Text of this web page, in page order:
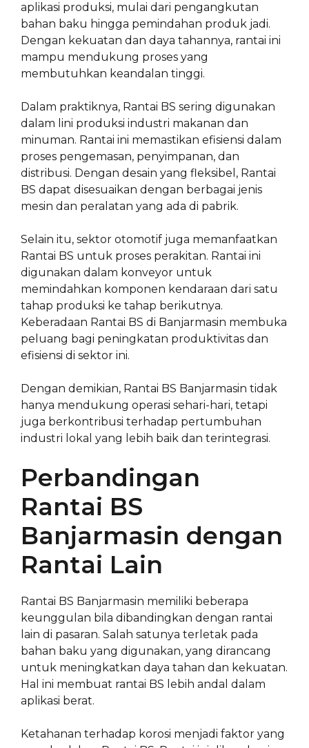
aplikasi produksi, mulai dari pengangkutan
bahan baku hingga pemindahan produk jadi.
Dengan kekuatan dan daya tahannya, rantai ini
mampu mendukung proses yang
membutuhkan keandalan tinggi.
Dalam praktiknya, Rantai BS sering digunakan
dalam lini produksi industri makanan dan
minuman. Rantai ini memastikan efisiensi dalam
proses pengemasan, penyimpanan, dan
distribusi. Dengan desain yang fleksibel, Rantai
BS dapat disesuaikan dengan berbagai jenis
mesin dan peralatan yang ada di pabrik.
Selain itu, sektor otomotif juga memanfaatkan
Rantai BS untuk proses perakitan. Rantai ini
digunakan dalam konveyor untuk
memindahkan komponen kendaraan dari satu
tahap produksi ke tahap berikutnya.
Keberadaan Rantai BS di Banjarmasin membuka
peluang bagi peningkatan produktivitas dan
efisiensi di sektor ini.
Dengan demikian, Rantai BS Banjarmasin tidak
hanya mendukung operasi sehari-hari, tetapi
juga berkontribusi terhadap pertumbuhan
industri lokal yang lebih baik dan terintegrasi.
Perbandingan
Rantai BS
Banjarmasin dengan
Rantai Lain
Rantai BS Banjarmasin memiliki beberapa
keunggulan bila dibandingkan dengan rantai
lain di pasaran. Salah satunya terletak pada
bahan baku yang digunakan, yang dirancang
untuk meningkatkan daya tahan dan kekuatan.
Hal ini membuat rantai BS lebih andal dalam
aplikasi berat.
Ketahanan terhadap korosi menjadi faktor yang